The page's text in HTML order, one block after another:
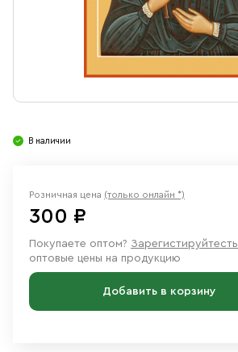
Ювелирные изделия
В наличии
Розничная цена (только онлайн *)
300 ₽
Покупаете оптом? Зарегистируйтесть
оптовые цены на продукцию
Добавить в корзину